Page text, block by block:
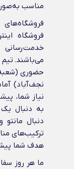
مناسب
فروشگاه
خدمت‌رسانی
می‌باشند.
حضوری (شعبه
نجف‌آباد)
نیاز شما،
به دنبال یک
دنبال
ترکیب‌های
هدف شما
ما هر روز